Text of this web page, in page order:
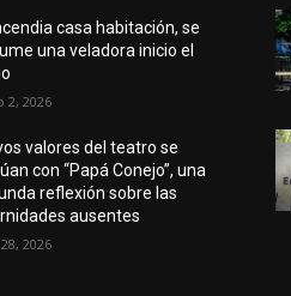
casa habitación, se
una veladora inicio el
2, 2026
valores del teatro se
con “Papá Conejo”, una
reflexión sobre las
ausentes
2026